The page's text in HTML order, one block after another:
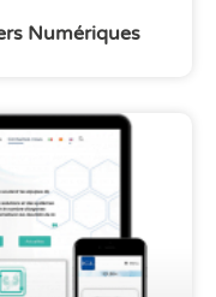
Numériques